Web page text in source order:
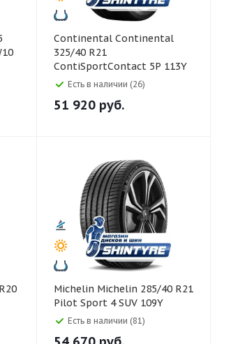
Continental Continental
325/40 R21
ContiSportContact 5P 113Y
Есть в наличии (26)
51 920 руб.
Michelin Michelin 285/40 R21
Pilot Sport 4 SUV 109Y
Есть в наличии (81)